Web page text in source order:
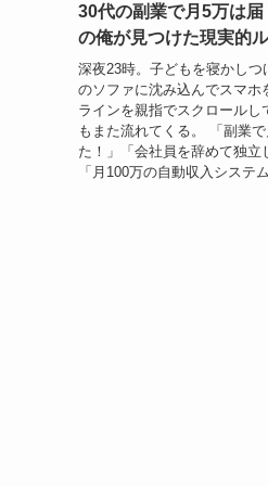
30代の副業で月5万は
の俺が見つけた現実的
深夜23時。子どもを寝かしつ
のソファに沈み込んでスマホ
ラインを親指でスクロールし
もまた流れてくる。 「副業
た！」「会社員を辞めて独立
「月100万の自動収入システ